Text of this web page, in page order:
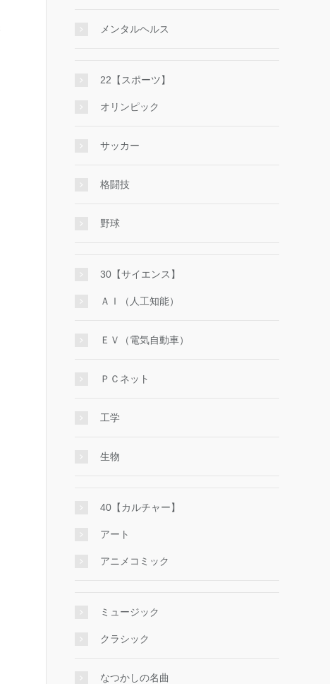
メンタルヘルス
22【スポーツ】
オリンピック
サッカー
格闘技
野球
30【サイエンス】
ＡＩ（人工知能）
ＥＶ（電気自動車）
ＰＣネット
工学
生物
40【カルチャー】
アート
アニメコミック
ミュージック
クラシック
なつかしの名曲